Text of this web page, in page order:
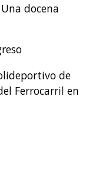
docena
de
Ferrocarril en